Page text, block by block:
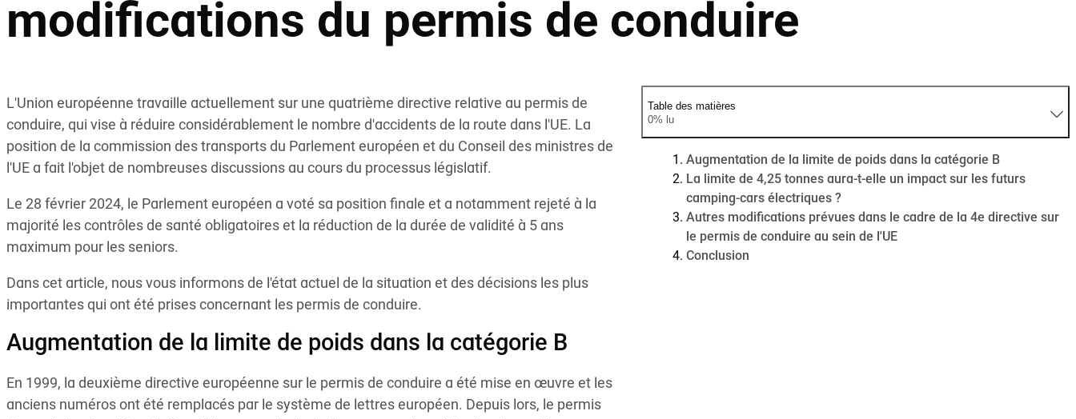
modifications du permis de conduire
Table des matières
0% lu
Augmentation de la limite de poids dans la catégorie B
La limite de 4,25 tonnes aura-t-elle un impact sur les futurs
camping-cars électriques ?
Autres modifications prévues dans le cadre de la 4e directive sur
le permis de conduire au sein de l'UE
Conclusion
L'Union européenne travaille actuellement sur une quatrième directive relative au permis de
conduire, qui vise à réduire considérablement le nombre d'accidents de la route dans l'UE. La
position de la commission des transports du Parlement européen et du Conseil des ministres de
l'UE a fait l'objet de nombreuses discussions au cours du processus législatif.
Le 28 février 2024, le Parlement européen a voté sa position finale et a notamment rejeté à la
majorité les contrôles de santé obligatoires et la réduction de la durée de validité à 5 ans
maximum pour les seniors.
Dans cet article, nous vous informons de l'état actuel de la situation et des décisions les plus
importantes qui ont été prises concernant les permis de conduire.
Augmentation de la limite de poids dans la catégorie B
En 1999, la deuxième directive européenne sur le permis de conduire a été mise en œuvre et les
anciens numéros ont été remplacés par le système de lettres européen. Depuis lors, le permis